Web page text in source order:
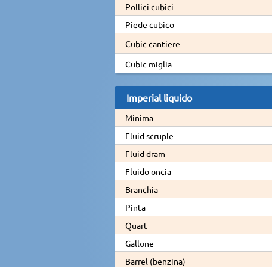
Pollici cubici
Piede cubico
Cubic cantiere
Cubic miglia
Imperial liquido
Minima
Fluid scruple
Fluid dram
Fluido oncia
Branchia
Pinta
Quart
Gallone
Barrel (benzina)